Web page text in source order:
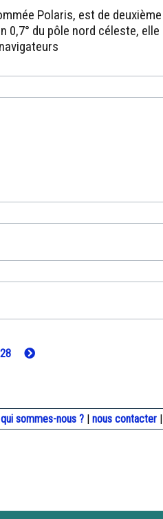
Polaris, est de deuxième
0,7° du pôle nord céleste, elle
28
qui sommes-nous ? | nous contacter |